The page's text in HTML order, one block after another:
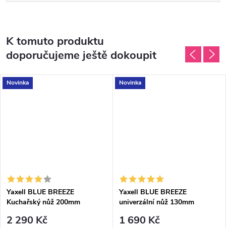
K tomuto produktu
doporučujeme ještě dokoupit
Novinka
Yaxell BLUE BREEZE
Kuchařský nůž 200mm
2 290 Kč
Novinka
Yaxell BLUE BREEZE
univerzální nůž 130mm
1 690 Kč